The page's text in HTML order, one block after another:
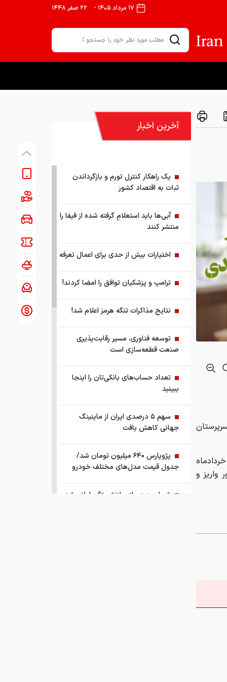
۱۷ مرداد ۱۴۰۵ - ۲۲ صفر ۱۴۴۸
به حساب سرپرستان
نقدی مرحله ۱۸۴ مربوط به خرداد‌ماه
واریز و
آخرین اخبار
یک راهکار کنترل تورم و بازگرداندن
ثبات به اقتصاد کشور
آبی‌ها باید استعلامِ گرفته شده از فیفا را
منتشر کنند
اختیارات بیش از حدی برای اعمال تعرفه
ترامپ و پزشکیان توافق را امضا کردند!
نتایج مذاکرات تنگه هرمز اعلام شد!
توسعه فناوری، مسیر رقابت‌پذیری
صنعت قطعه‌سازی است
تعداد حساب‌های بانکی‌تان را اینجا
ببینید
سهم ۵ درصدی ایران از ماینینگ
جهانی کاهش یافت
پژوپارس ۶۴۰ میلیون تومان شد/
جدول قیمت مدل‌های مختلف خودرو
شرط جدید برای بازنشستگی اعلام شد